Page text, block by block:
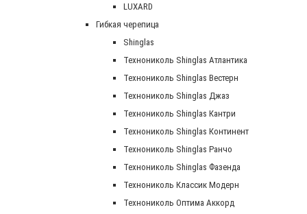
LUXARD
Гибкая черепица
Shinglas
Технониколь Shinglas Атлантика
Технониколь Shinglas Вестерн
Технониколь Shinglas Джаз
Технониколь Shinglas Кантри
Технониколь Shinglas Континент
Технониколь Shinglas Ранчо
Технониколь Shinglas Фазенда
Технониколь Классик Модерн
Технониколь Оптима Аккорд